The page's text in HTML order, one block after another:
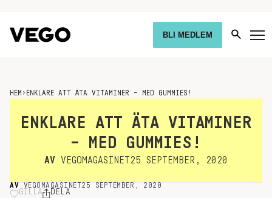
BLI MEDLEM
HEM › ENKLARE ATT ÄTA VITAMINER – MED GUMMIES!
ENKLARE ATT ÄTA VITAMINER
– MED GUMMIES!
AV VEGOMAGASINET 25 SEPTEMBER, 2020
AV VEGOMAGASINET25 SEPTEMBER, 2020
GILLA DELA